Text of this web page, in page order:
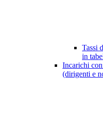
Tassi
in
Incarichi
(dirigenti e